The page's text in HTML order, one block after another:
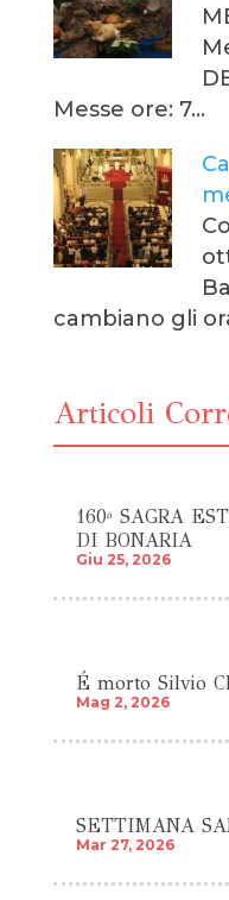
Messe ore: 7…
cambiano gli
Articoli
160ª SAGRA
DI BONARIA
Giu 25, 2026
É morto Silvio
Mag 2, 2026
SETTIMANA
Mar 27, 2026